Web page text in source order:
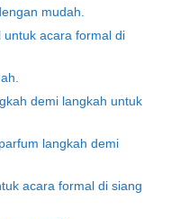
mudah.
untuk acara formal di
demi langkah untuk
langkah demi
acara formal di siang